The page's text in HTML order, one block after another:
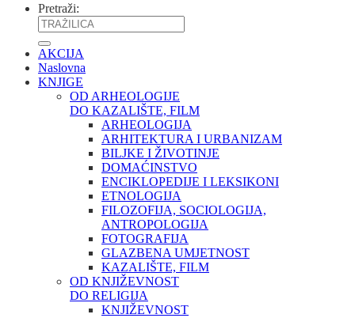
Pretraži:
AKCIJA
Naslovna
KNJIGE
OD ARHEOLOGIJE
DO KAZALIŠTE, FILM
ARHEOLOGIJA
ARHITEKTURA I URBANIZAM
BILJKE I ŽIVOTINJE
DOMAĆINSTVO
ENCIKLOPEDIJE I LEKSIKONI
ETNOLOGIJA
FILOZOFIJA, SOCIOLOGIJA,
ANTROPOLOGIJA
FOTOGRAFIJA
GLAZBENA UMJETNOST
KAZALIŠTE, FILM
OD KNJIŽEVNOST
DO RELIGIJA
KNJIŽEVNOST